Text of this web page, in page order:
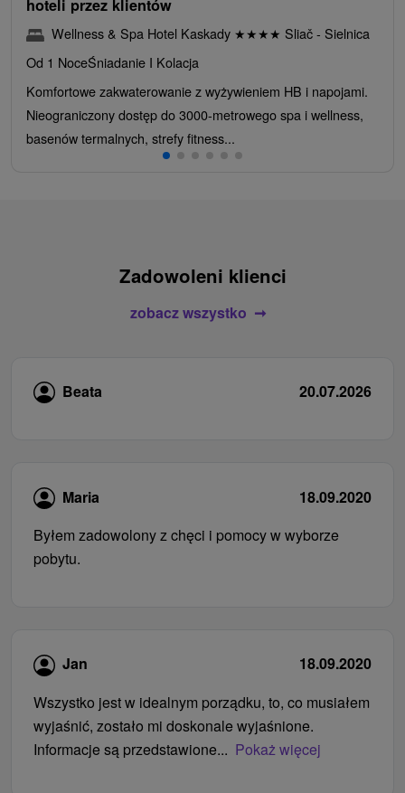
hoteli przez klientów
Wellness & Spa Hotel Kaskady ★★★★ Sliač - Sielnica
Od 1 NoceŚniadanie I Kolacja
Komfortowe zakwaterowanie z wyżywieniem HB i napojami.
Nieograniczony dostęp do 3000-metrowego spa i wellness,
basenów termalnych, strefy fitness...
Zadowoleni klienci
zobacz wszystko
Beata 20.07.2026
Maria
18.09.2020
Byłem zadowolony z chęci i pomocy w wyborze
pobytu.
Jan
18.09.2020
Wszystko jest w idealnym porządku, to, co musiałem
wyjaśnić, zostało mi doskonale wyjaśnione.
Informacje są przedstawione... Pokaż więcej